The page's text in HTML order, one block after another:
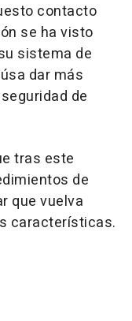
contacto
se ha visto
sistema de
dar más
de
tras este
de
que vuelva
características.